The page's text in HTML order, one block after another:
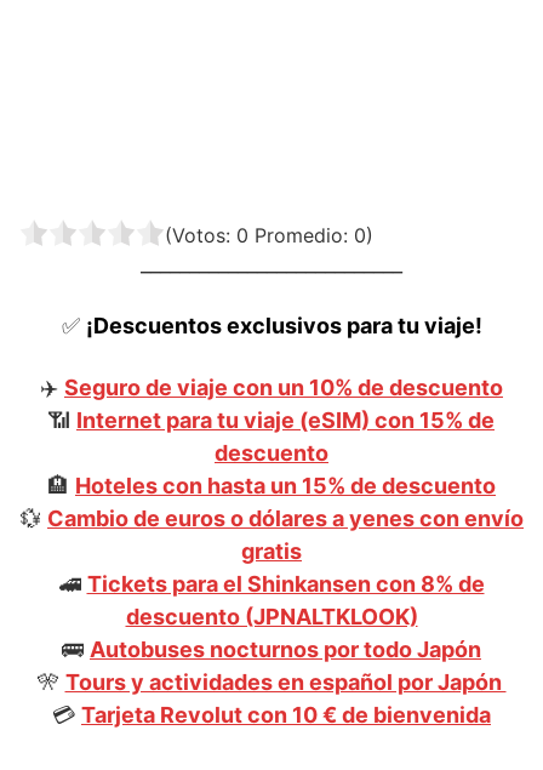
(Votos: 0 Promedio: 0)
✅ ¡Descuentos exclusivos para tu viaje!
✈️ Seguro de viaje con un 10% de descuento
📶 Internet para tu viaje (eSIM) con 15% de
descuento
🏨 Hoteles con hasta un 15% de descuento
💱 Cambio de euros o dólares a yenes con envío
gratis
🚄 Tickets para el Shinkansen con 8% de
descuento (JPNALTKLOOK)
🚌 Autobuses nocturnos por todo Japón
🎌 Tours y actividades en español por Japón
💳 Tarjeta Revolut con 10 € de bienvenida